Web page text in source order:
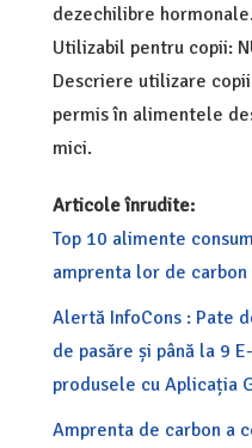
dezechilibre
Utilizabil pentru copii:
Descriere utilizare
permis în alimentele
mici.
Articole înrudite:
Top 10 alimente
amprenta lor de carbon
Alertă InfoCons : Pate
de pasăre și până la 9
produsele cu Aplicația
Amprenta de carbon a